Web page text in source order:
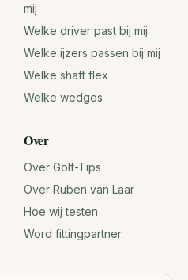
mij
Welke driver past bij mij
Welke ijzers passen bij mij
Welke shaft flex
Welke wedges
Over
Over Golf-Tips
Over Ruben van Laar
Hoe wij testen
Word fittingpartner